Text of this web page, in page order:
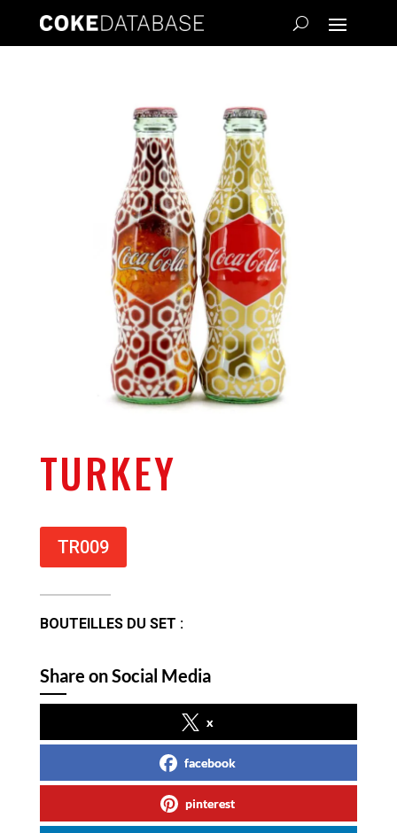
TURKEY
TR009
BOUTEILLES DU SET :
Share on Social Media
x
facebook
pinterest